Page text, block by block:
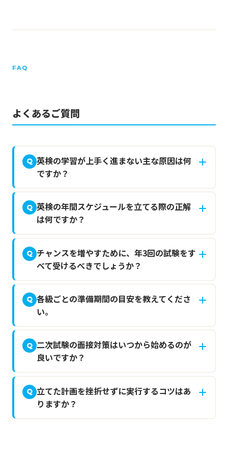
FAQ
よくあるご質問
Q 英検の学習が上手く進まない主な原因は何
ですか？
Q 英検の年間スケジュールを立てる際の正解
は何ですか？
Q チャンスを増やすために、年3回の試験をす
べて受けるべきでしょうか？
Q 各級ごとの準備期間の目安を教えてくださ
い。
Q 二次試験の面接対策はいつから始めるのが
良いですか？
Q 立てた計画を挫折せずに実行するコツはあ
りますか？